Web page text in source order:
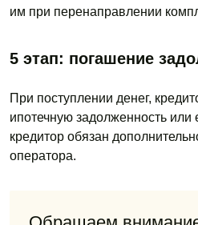
им при перенаправлении
5 этап: погашение
При поступлении денег,
ипотечную задолженность или
кредитор обязан
оператора.